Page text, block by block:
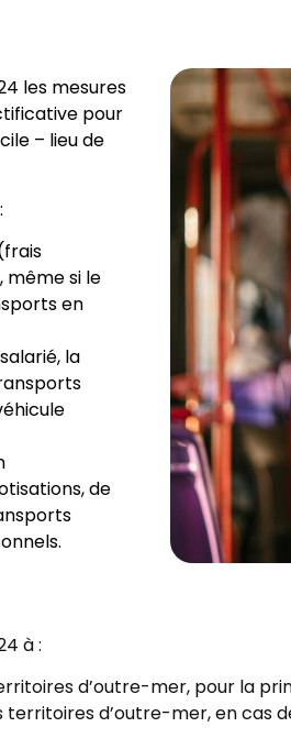
les mesures
pour
– lieu de
même si le
en
la
de
à :
d’outre-mer, pour la
d’outre-mer, en cas